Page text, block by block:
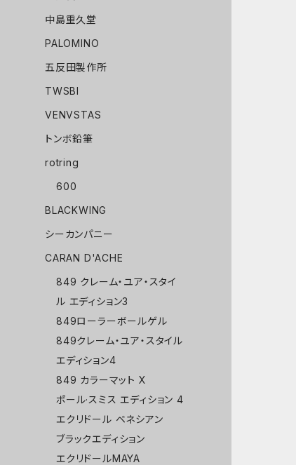
中島重久堂
PALOMINO
五反田製作所
TWSBI
VENVSTAS
トンボ鉛筆
rotring
600
BLACKWING
シーカンパニー
CARAN D'ACHE
849 クレーム・ユア・スタイ
ル エディション3
849ローラーボールゲル
849クレーム・ユア・スタイル
エディション4
849 カラーマット X
ポール·スミス エディション 4
エクリドール ベネシアン
ブラックエディション
エクリドールMAYA